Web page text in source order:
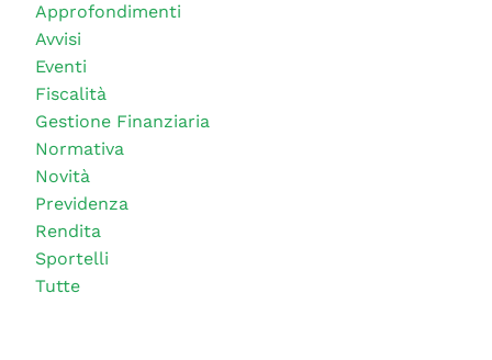
Approfondimenti
Avvisi
Eventi
Fiscalità
Gestione Finanziaria
Normativa
Novità
Previdenza
Rendita
Sportelli
Tutte